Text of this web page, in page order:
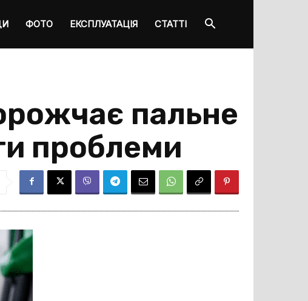
ФОТО ЕКСПЛУАТАЦІЯ СТАТТІ
пальне
проблеми